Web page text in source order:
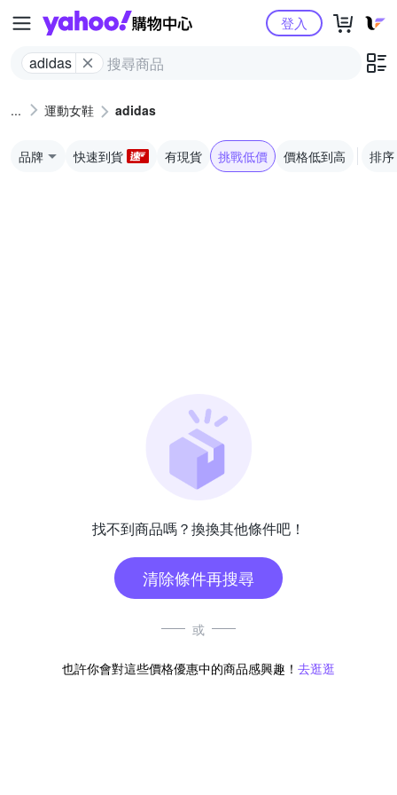
Yahoo購物中心
adidas
登入
運動女鞋 adidas
品牌 快速到貨 有現貨 挑戰低價 價格低到高 排序
找不到商品嗎？換換其他條件吧！
清除條件再搜尋
或
也許你會對這些價格優惠中的商品感興趣！ 去逛逛